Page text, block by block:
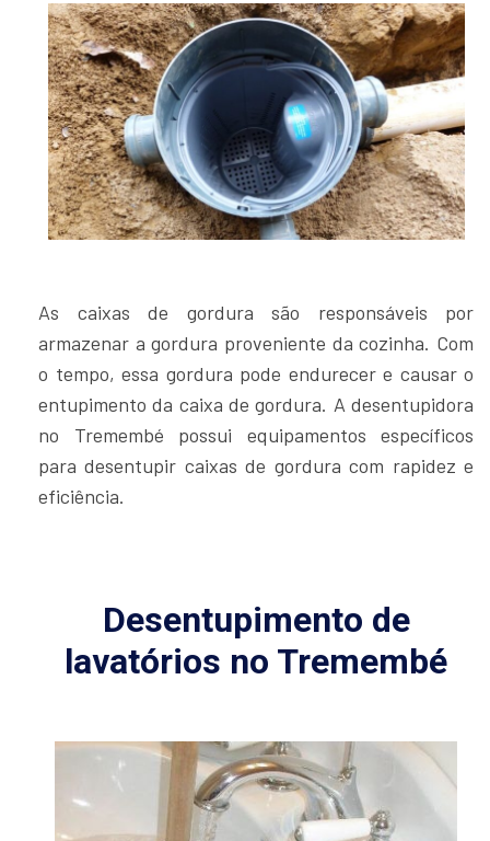
As caixas de gordura são responsáveis por
armazenar a gordura proveniente da cozinha. Com
o tempo, essa gordura pode endurecer e causar o
entupimento da caixa de gordura. A desentupidora
no Tremembé possui equipamentos específicos
para desentupir caixas de gordura com rapidez e
eficiência.
Desentupimento de
lavatórios no Tremembé